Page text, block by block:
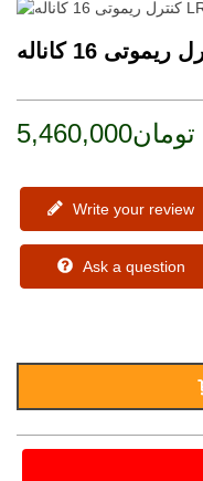
تومان5,460,000
Write your review
Ask a question